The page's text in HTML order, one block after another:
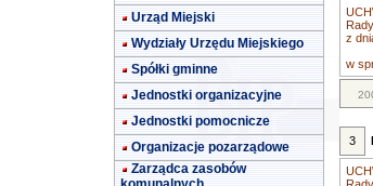
Urząd Miejski
Wydziały Urzędu Miejskiego
Spółki gminne
Jednostki organizacyjne
Jednostki pomocnicze
Organizacje pozarządowe
Zarządca zasobów
z
w
3